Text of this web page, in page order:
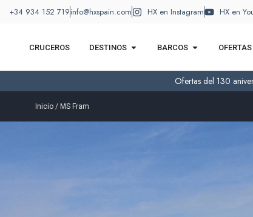
+34 934 152 719info@hxspain.com HX en Instagram HX en
CRUCEROS DESTINOS BARCOS OFERTAS
Ofertas del 130
Inicio / MS Fram